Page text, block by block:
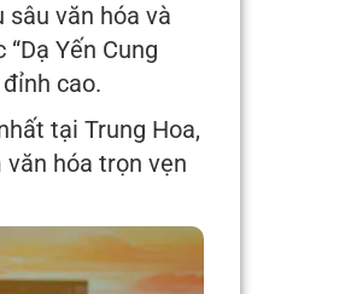
văn hóa và
Yến Cung
cao.
tại Trung Hoa,
hóa trọn vẹn